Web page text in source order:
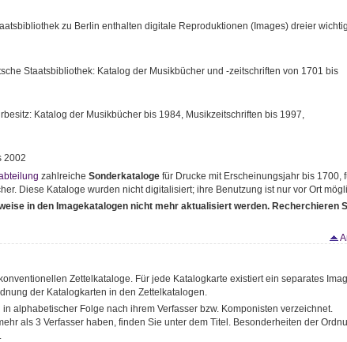
zu Berlin enthalten digitale Reproduktionen (Images) dreier
Staatsbibliothek: Katalog der Musikbücher und -zeitschriften von 1701 bis
Katalog der Musikbücher bis 1984, Musikzeitschriften bis 1997,
2002
zahlreiche Sonderkatalogefür Drucke mit Erscheinungsjahr bis 1700,
Diese Kataloge wurden nicht digitalisiert; ihre Benutzung ist nur vor Ort
in den Imagekatalogen nicht mehr aktualisiert werden. Recherchieren
Zettelkataloge. Für jede Katalogkarte existiert ein separates
der Katalogkarten in den Zettelkatalogen.
alphabetischer Folge nach ihrem Verfasser bzw. Komponisten verzeichnet.
als 3 Verfasser haben, finden Sie unter dem Titel. Besonderheiten der